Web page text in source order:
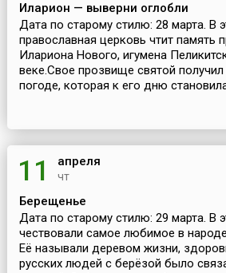
Иларион — выверни оглобли
Дата по старому стилю: 28 марта. В
православная церковь чтит память
Илариона Нового, игумена
веке.Свое прозвище святой
погоде, которая к его дню
11 апреля
чт
Берещенье
Дата по старому стилю: 29 марта. В
чествовали самое любимое в
Её называли деревом жизни,
русских людей с берёзой было